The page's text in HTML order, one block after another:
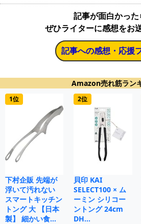
記事が面白かった
ぜひライターに感想をお
記事への感想・応援
Amazon売れ筋ラン
1位
下村企販 先端が
浮いて汚れない
スマートキッチン
トング 大 【日本
製】 細かい食…
2位
貝印 KAI
SELECT100 × ム
ーミン シリコー
ントング 24cm
DH…